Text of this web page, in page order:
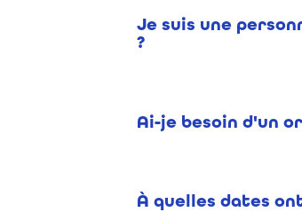
Je suis une
?
Ai-je besoin d'un
À quelles dates